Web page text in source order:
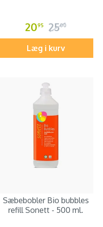
2095 2500
Læg i kurv
Sæbebobler Bio bubbles
refill Sonett - 500 ml.